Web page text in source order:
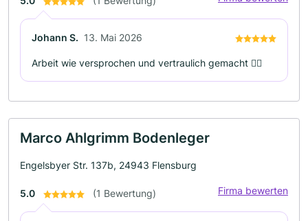
Johann S. 13. Mai 2026
Arbeit wie versprochen und vertraulich gemacht 👍🏻
Marco Ahlgrimm Bodenleger
Engelsbyer Str. 137b, 24943 Flensburg
5.0 (1 Bewertung) Firma bewerten